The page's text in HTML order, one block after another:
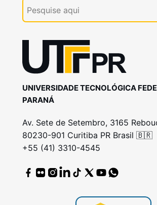
UNIVERSIDADE TECNOLÓGICA
PARANÁ
Av. Sete de Setembro, 3165
80230-901 Curitiba PR Brasil 🇧🇷
+55 (41) 3310-4545